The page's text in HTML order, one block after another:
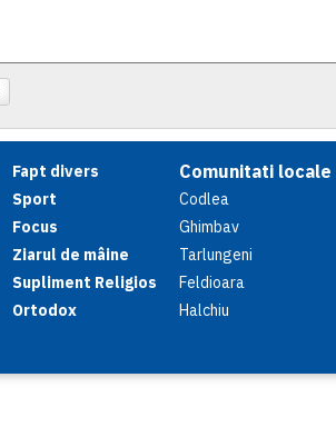
Fapt divers
Sport
Focus
Ziarul de mâine
Supliment Religios
Ortodox
Comunitati locale
Codlea
Ghimbav
Tarlungeni
Feldioara
Halchiu